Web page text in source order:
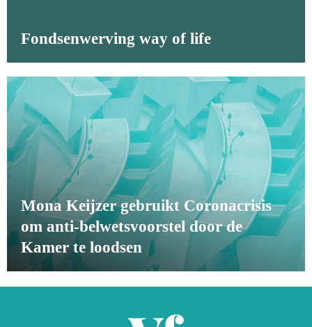
Fondsenwerving way of life
Mona Keijzer gebruikt Coronacrisis
om anti-belwetsvoorstel door de
Kamer te loodsen